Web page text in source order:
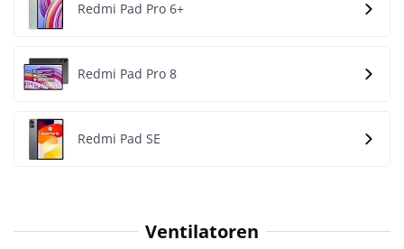
Redmi Pad Pro 6+
Redmi Pad Pro 8
Redmi Pad SE
Ventilatoren